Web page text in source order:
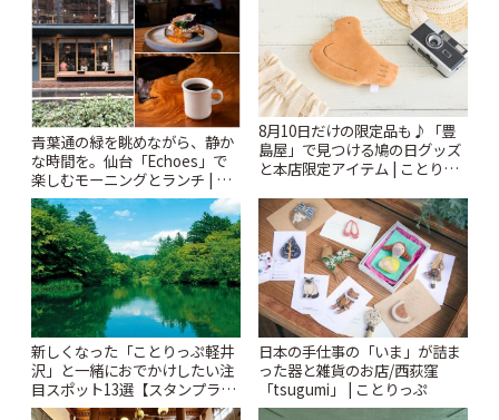
青葉通の緑を眺めながら、静か
な時間を。仙台「Echoes」で
楽しむモーニングとランチ | こ
とりっぷ
8月10日だけの限定品も♪「豊
島屋」で見つける鳩の日グッズ
と本店限定アイテム | ことりっ
新しくなった「ことりっぷ軽井
沢」と一緒におでかけしたい注
目スポット13選【スタンプラリ
ー開催中】 | ことりっぷ
日本の手仕事の「いま」が詰ま
った器と雑貨のお店/西荻窪
「tsugumi」 | ことりっぷ